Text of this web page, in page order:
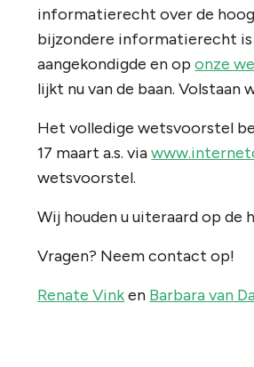
informatierecht over de
bijzondere informatierecht is
aangekondigde en oponze
lijkt nu van de baan.
Het volledige wetsvoorstel
17 maart a.s. via
wetsvoorstel.
Wij houden u uiteraard op de
Vragen? Neem contact op!
Renate Vinken Barbara van